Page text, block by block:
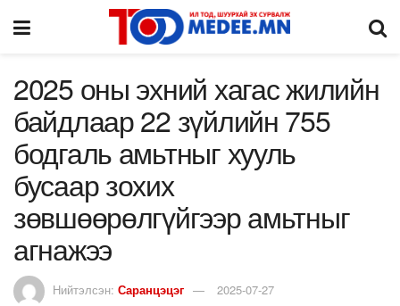
2025 оны эхний хагас жилийн
байдлаар 22 зүйлийн 755
бодгаль амьтныг хууль
бусаар зохих
зөвшөөрөлгүйгээр амьтныг
агнажээ
Нийтэлсэн: Саранцэцэг 2025-07-27